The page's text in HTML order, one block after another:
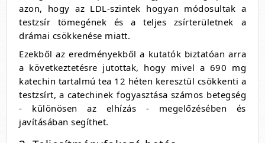
azon, hogy az LDL-szintek hogyan módosultak a
testzsír tömegének és a teljes zsírterületnek a
drámai csökkenése miatt.
Ezekből az eredményekből a kutatók biztatóan arra
a következtetésre jutottak, hogy mivel a 690 mg
katechin tartalmú tea 12 héten keresztül csökkenti a
testzsírt, a catechinek fogyasztása számos betegség
- különösen az elhízás - megelőzésében és
javításában segíthet.